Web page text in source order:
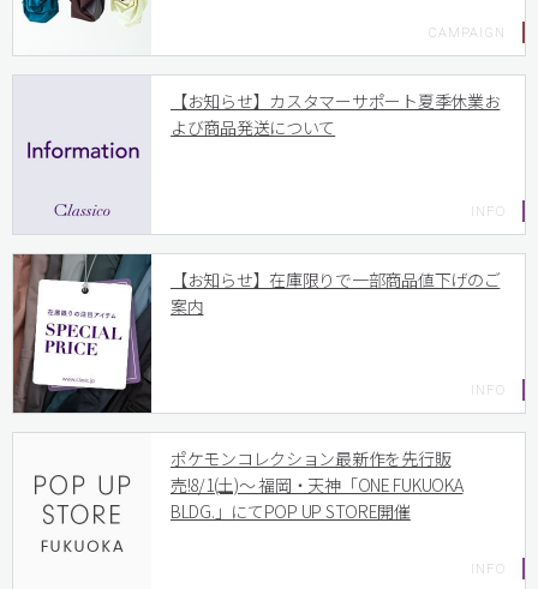
【お知らせ】カスタマーサポート夏季休業お
よび商品発送について
【お知らせ】在庫限りで一部商品値下げのご
案内
ポケモンコレクション最新作を先行販
売!8/1(土)〜 福岡・天神「ONE FUKUOKA
BLDG.」にてPOP UP STORE開催